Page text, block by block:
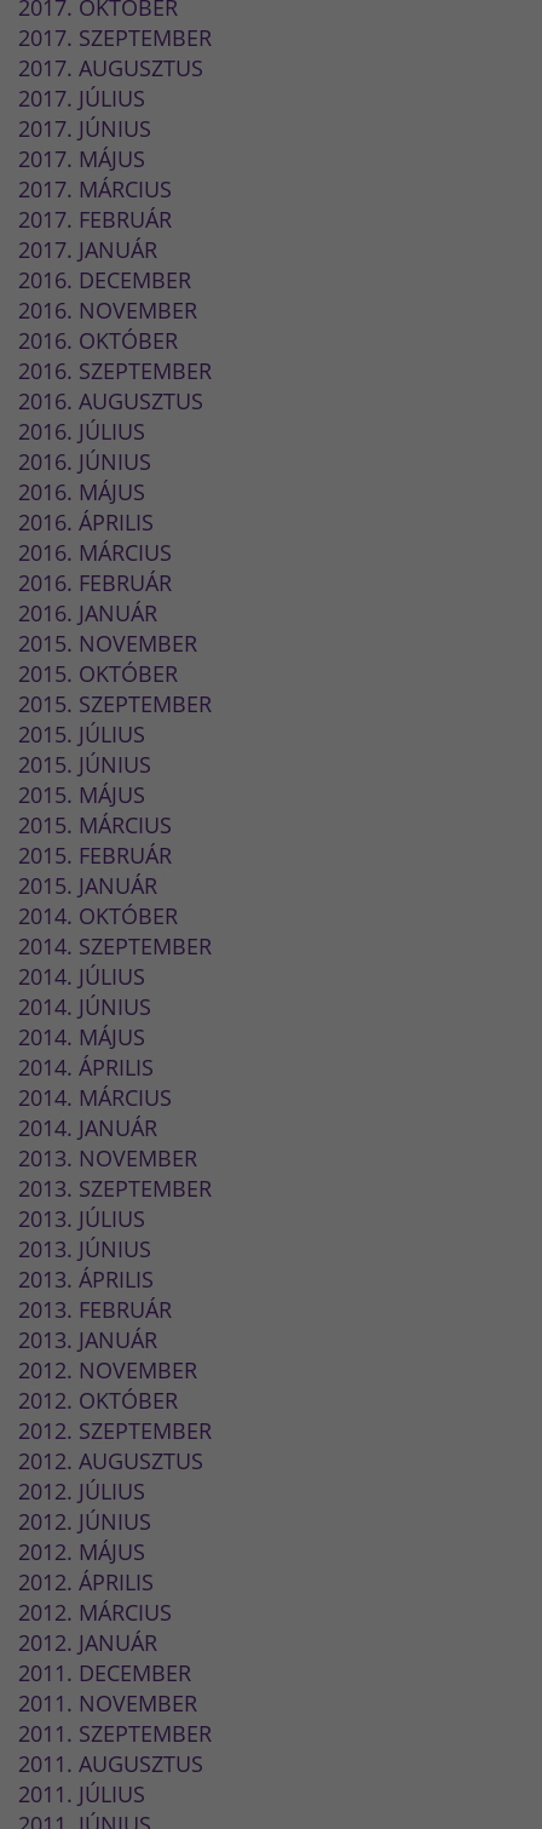
2017. OKTÓBER
2017. SZEPTEMBER
2017. AUGUSZTUS
2017. JÚLIUS
2017. JÚNIUS
2017. MÁJUS
2017. MÁRCIUS
2017. FEBRUÁR
2017. JANUÁR
2016. DECEMBER
2016. NOVEMBER
2016. OKTÓBER
2016. SZEPTEMBER
2016. AUGUSZTUS
2016. JÚLIUS
2016. JÚNIUS
2016. MÁJUS
2016. ÁPRILIS
2016. MÁRCIUS
2016. FEBRUÁR
2016. JANUÁR
2015. NOVEMBER
2015. OKTÓBER
2015. SZEPTEMBER
2015. JÚLIUS
2015. JÚNIUS
2015. MÁJUS
2015. MÁRCIUS
2015. FEBRUÁR
2015. JANUÁR
2014. OKTÓBER
2014. SZEPTEMBER
2014. JÚLIUS
2014. JÚNIUS
2014. MÁJUS
2014. ÁPRILIS
2014. MÁRCIUS
2014. JANUÁR
2013. NOVEMBER
2013. SZEPTEMBER
2013. JÚLIUS
2013. JÚNIUS
2013. ÁPRILIS
2013. FEBRUÁR
2013. JANUÁR
2012. NOVEMBER
2012. OKTÓBER
2012. SZEPTEMBER
2012. AUGUSZTUS
2012. JÚLIUS
2012. JÚNIUS
2012. MÁJUS
2012. ÁPRILIS
2012. MÁRCIUS
2012. JANUÁR
2011. DECEMBER
2011. NOVEMBER
2011. SZEPTEMBER
2011. AUGUSZTUS
2011. JÚLIUS